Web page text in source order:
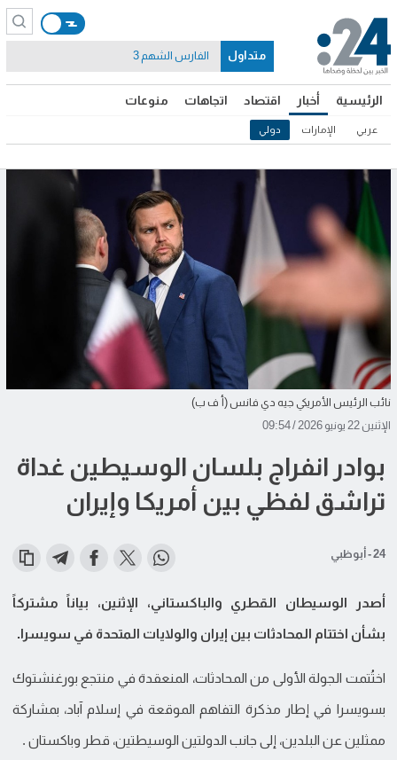
الرئيسية أخبار
عربي الإمارات دولي
اقتصاد اتجاهات منوعات
متداول الفارس الشهم 3
نائب الرئيس الأمريكي جيه دي فانس (أ ف ب)
الإثنين 22 يونيو 2026 / 09:54
بوادر انفراج بلسان الوسيطين غداة
تراشق لفظي بين أمريكا وإيران
24 - أبوظبي
أصدر الوسيطان القطري والباكستاني، الإثنين، بياناً مشتركاً
بشأن اختتام المحادثات بين إيران والولايات المتحدة في سويسرا.
اختُتمت الجولة الأولى من المحادثات، المنعقدة في منتجع بورغنشتوك
بسويسرا في إطار مذكرة التفاهم الموقعة في إسلام آباد، بمشاركة
ممثلين عن البلدين، إلى جانب الدولتين الوسيطتين، قطر وباكستان .